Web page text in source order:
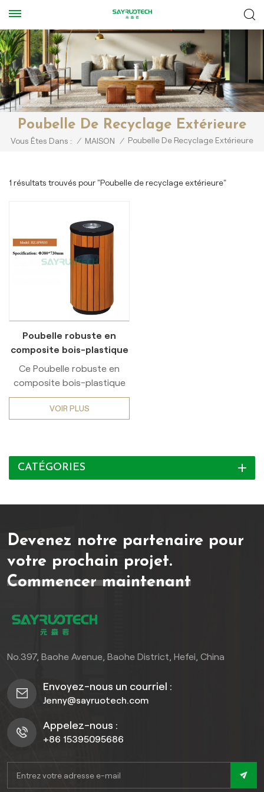
Poubelle De Recyclage Extérieure
Vous Êtes Dans : / MAISON / Poubelle De Recyclage Extérieure
1 résultats trouvés pour "Poubelle de recyclage extérieure"
Poubelle robuste en
composite bois-plastique
WPC
Ce Poubelle robuste en
composite bois-plastique
WPC intègre cadres
renforcés en acier et
pour les zones publiques à
fort trafic telles que parcs,
partir de matériaux recyclés
respectueux de
l'environnement, il offre une
durabilité exceptionnelle
une esthétique naturelle de
grain de bois qui s'intègre
parfaitement dans les
VOIR PLUS
CATÉGORIES
Devenez notre partenaire pour
votre prochain projet.
Commencer maintenant
No.397, Baohe Avenue, Baohe District, Hefei, China
Envoyez-nous un courriel :
Jenny@sayruotech.com
Appelez-nous :
+86 15395095686